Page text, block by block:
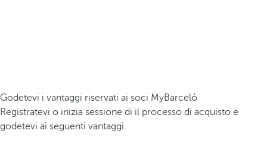
Godetevi i vantaggi riservati ai soci MyBarceló
Registratevi o inizia sessione di il processo di acquisto e
godetevi ai seguenti vantaggi.